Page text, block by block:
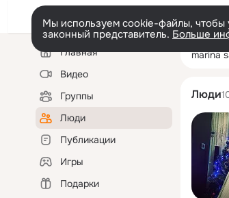
Мы используем cookie-файлы, чтобы
законный представитель. Больше
Левая
колонкаГлавная
Видео
Группы
Люди
Публикации
Игры
Подарки
Люди